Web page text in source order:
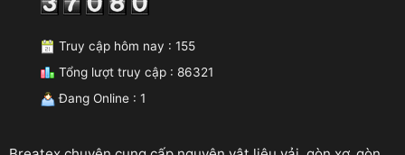
Truy cập hôm nay : 155
Tổng lượt truy cập : 86321
Đang Online : 1